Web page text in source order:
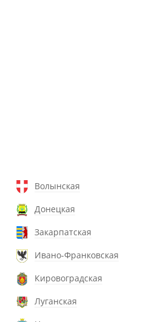
Волынская
Донецкая
Закарпатская
Ивано-Франковская
Кировоградская
Луганская